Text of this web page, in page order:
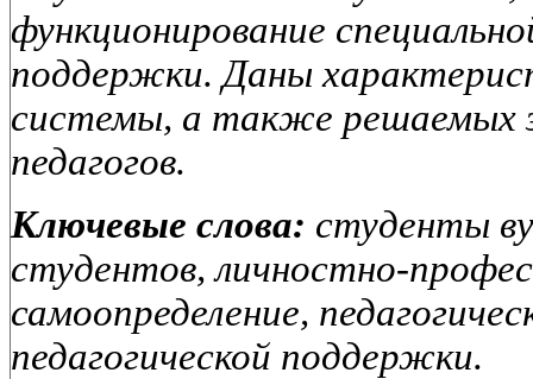
функционирование
поддержки. Даны
системы, а также решаемых
педагогов.
Ключевые слова: студенты
студентов, личностно-
самоопределение,
педагогической поддержки.